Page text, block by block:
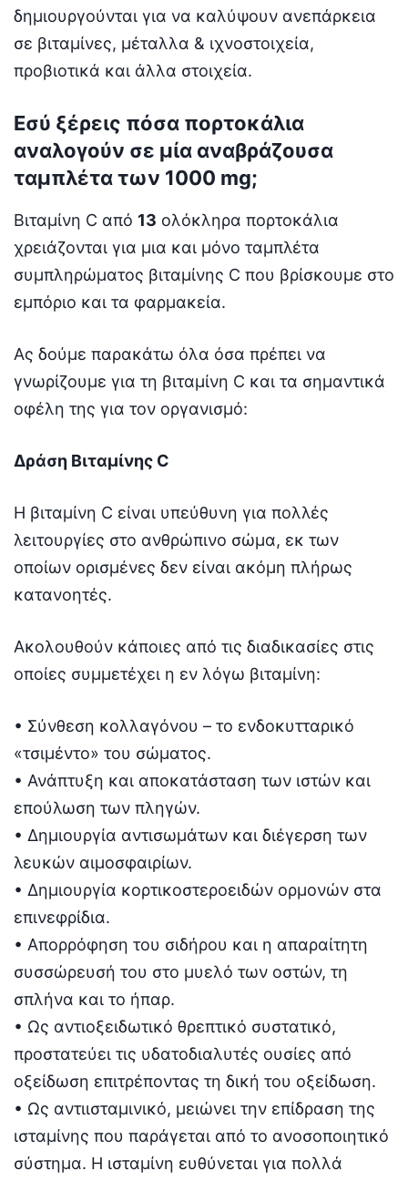
δημιουργούνται για να καλύψουν ανεπάρκεια
σε βιταμίνες, μέταλλα & ιχνοστοιχεία,
προβιοτικά και άλλα στοιχεία.
Εσύ ξέρεις πόσα πορτοκάλια
αναλογούν σε μία αναβράζουσα
ταμπλέτα των 1000 mg;
Βιταμίνη C από 13 ολόκληρα πορτοκάλια
χρειάζονται για μια και μόνο ταμπλέτα
συμπληρώματος βιταμίνης C που βρίσκουμε στο
εμπόριο και τα φαρμακεία.
Ας δούμε παρακάτω όλα όσα πρέπει να
γνωρίζουμε για τη βιταμίνη C και τα σημαντικά
οφέλη της για τον οργανισμό:
Δράση Βιταμίνης C
Η βιταμίνη C είναι υπεύθυνη για πολλές
λειτουργίες στο ανθρώπινο σώμα, εκ των
οποίων ορισμένες δεν είναι ακόμη πλήρως
κατανοητές.
Ακολουθούν κάποιες από τις διαδικασίες στις
οποίες συμμετέχει η εν λόγω βιταμίνη:
• Σύνθεση κολλαγόνου – το ενδοκυτταρικό
«τσιμέντο» του σώματος.
• Ανάπτυξη και αποκατάσταση των ιστών και
επούλωση των πληγών.
• Δημιουργία αντισωμάτων και διέγερση των
λευκών αιμοσφαιρίων.
• Δημιουργία κορτικοστεροειδών ορμονών στα
επινεφρίδια.
• Απορρόφηση του σιδήρου και η απαραίτητη
συσσώρευσή του στο μυελό των οστών, τη
σπλήνα και το ήπαρ.
• Ως αντιοξειδωτικό θρεπτικό συστατικό,
προστατεύει τις υδατοδιαλυτές ουσίες από
οξείδωση επιτρέποντας τη δική του οξείδωση.
• Ως αντιισταμινικό, μειώνει την επίδραση της
ισταμίνης που παράγεται από το ανοσοποιητικό
σύστημα. Η ισταμίνη ευθύνεται για πολλά